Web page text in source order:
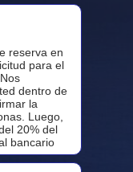
reserva en
para el
dentro de
la
Luego,
20% del
bancario